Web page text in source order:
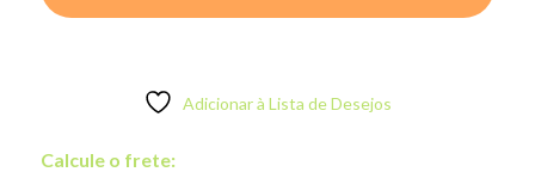
Adicionar à Lista de Desejos
Calcule o frete: